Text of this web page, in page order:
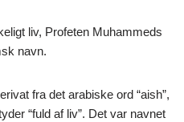
liv, Profeten Muhammeds
navn.
fra det arabiske ord “aish”,
“fuld af liv”. Det var navnet